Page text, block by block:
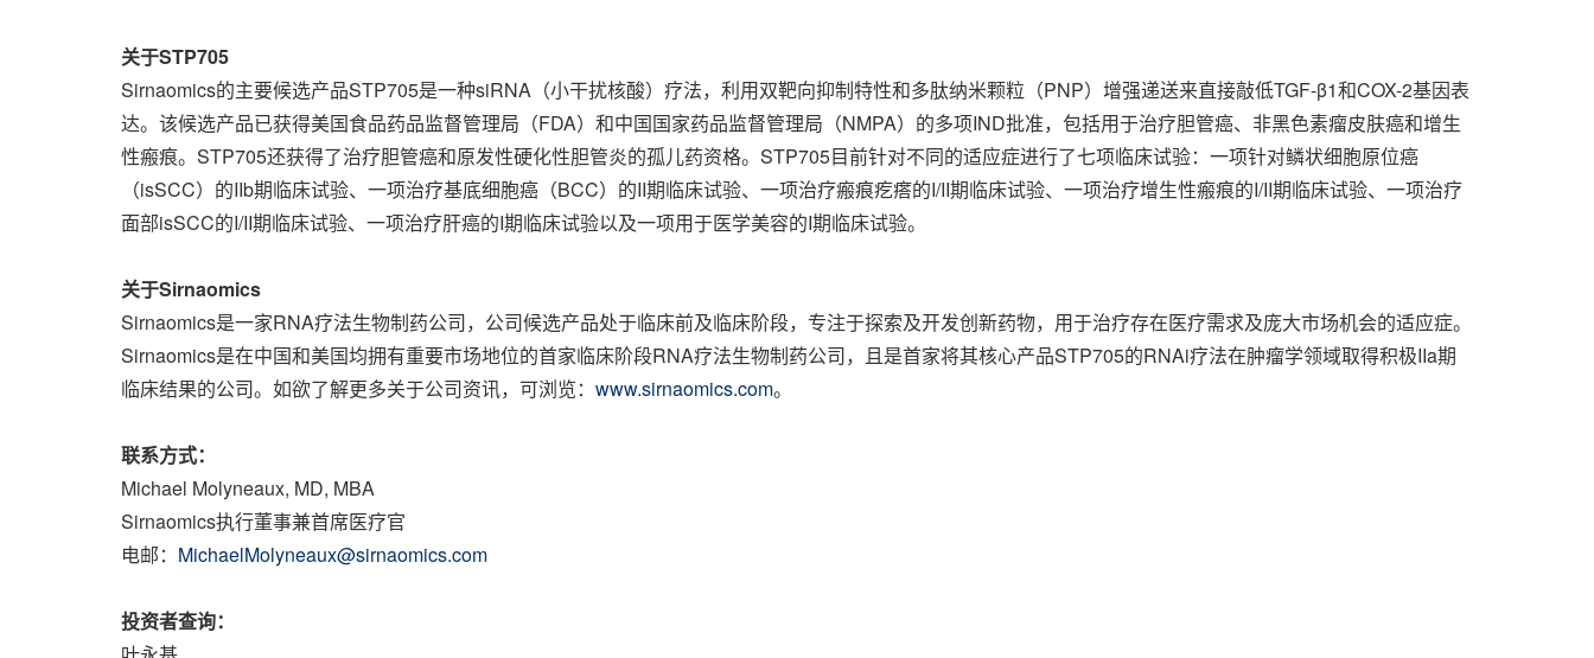
关于STP705
Sirnaomics的主要候选产品STP705是一种siRNA（小干扰核酸）疗法，利用双靶向抑制特性和多肽纳米颗粒（PNP）增强递送来直接敲低TGF-β1和COX-2基因表
达。该候选产品已获得美国食品药品监督管理局（FDA）和中国国家药品监督管理局（NMPA）的多项IND批准，包括用于治疗胆管癌、非黑色素瘤皮肤癌和增生
性瘢痕。STP705还获得了治疗胆管癌和原发性硬化性胆管炎的孤儿药资格。STP705目前针对不同的适应症进行了七项临床试验：一项针对鳞状细胞原位癌
（isSCC）的IIb期临床试验、一项治疗基底细胞癌（BCC）的II期临床试验、一项治疗瘢痕疙瘩的I/II期临床试验、一项治疗增生性瘢痕的I/II期临床试验、一项治疗
面部isSCC的I/II期临床试验、一项治疗肝癌的I期临床试验以及一项用于医学美容的I期临床试验。
关于Sirnaomics
Sirnaomics是一家RNA疗法生物制药公司，公司候选产品处于临床前及临床阶段，专注于探索及开发创新药物，用于治疗存在医疗需求及庞大市场机会的适应症。
Sirnaomics是在中国和美国均拥有重要市场地位的首家临床阶段RNA疗法生物制药公司，且是首家将其核心产品STP705的RNAi疗法在肿瘤学领域取得积极IIa期
临床结果的公司。如欲了解更多关于公司资讯，可浏览： www.sirnaomics.com。
联系方式：
Michael Molyneaux, MD, MBA
Sirnaomics执行董事兼首席医疗官
电邮： MichaelMolyneaux@sirnaomics.com
投资者查询：